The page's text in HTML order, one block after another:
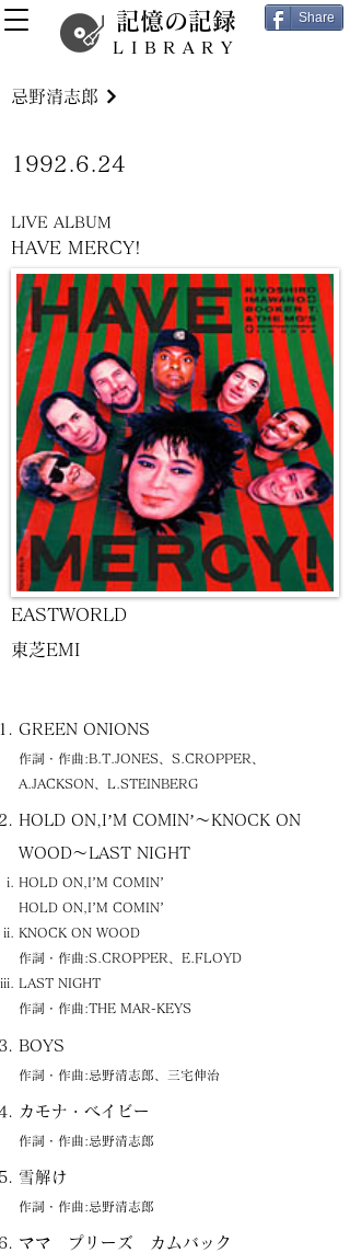
記憶の記録
LIBRARY
Share
HAVE MERCY!
GREEN ONIONS
作詞・作曲:B.T.JONES、S.CROPPER、
A.JACKSON、L.STEINBERG
HOLD ON,I’M COMIN’～KNOCK ON
WOOD～LAST NIGHT
HOLD ON,I’M COMIN’
HOLD ON,I’M COMIN’
KNOCK ON WOOD
作詞・作曲:S.CROPPER、E.FLOYD
LAST NIGHT
作詞・作曲:THE MAR-KEYS
BOYS
作詞・作曲:忌野清志郎、三宅伸治
カモナ・ベイビー
作詞・作曲:忌野清志郎
雪解け
作詞・作曲:忌野清志郎
ママ プリーズ カムバック
忌野清志郎
1992.6.24
LIVE ALBUM
EASTWORLD
東芝EMI